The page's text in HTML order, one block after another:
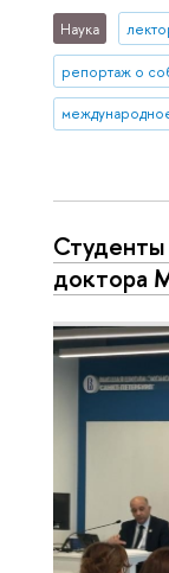
Наука
репортаж о
доктора